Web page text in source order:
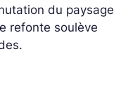
du paysage
refonte soulève